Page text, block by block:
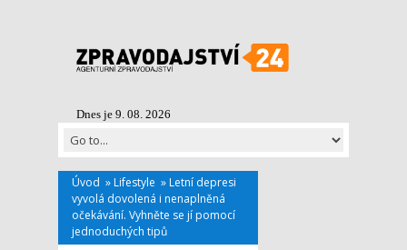
Dnes je 9. 08. 2026
Úvod » Lifestyle » Letní depresi
vyvolá dovolená i nenaplněná
očekávání. Vyhněte se jí pomocí
jednoduchých tipů